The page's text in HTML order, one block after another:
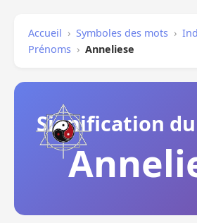
Accueil › Symboles des mots ›
Prénoms › Anneliese
Signification